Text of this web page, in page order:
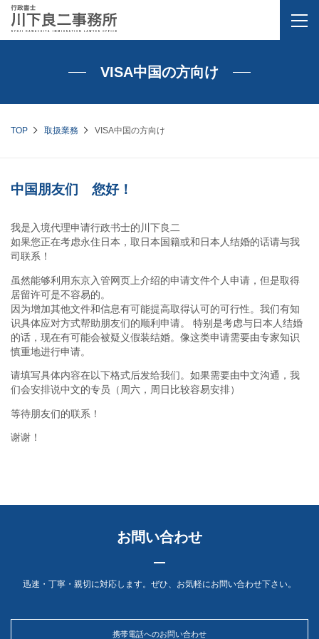
VISA中国の方向け
TOP 取扱業務 VISA中国の方向け
中国朋友们 您好！
我是入境代理申请行政书士的川下良二
如果您正在考虑永住日本，取日本国籍或和日本人结婚的话请与我
司联系！
虽然能够利用东京入管网页上介绍的申请文件个人申请，但是取得
居留许可是不容易的。
因为增加其他文件和信息有可能提高取得认可的可行性。我们有知
识具体应对方式帮助朋友们的顺利申请。 特别是考虑与日本人结婚
的话，现在有可能会被疑义假装结婚。像这类申请需要由专家知识
慎重地进行申请。
请填写具体内容在以下格式后发给我们。如果需要由中文沟通，我
们会安排说中文的专员（周六，周日比较容易安排）
等待朋友们的联系！
谢谢！
お問い合わせ
迅速・丁寧・親切に対応します。ぜひ、お気軽にお問い合わせ下さい。
携帯電話へのお問い合わせ